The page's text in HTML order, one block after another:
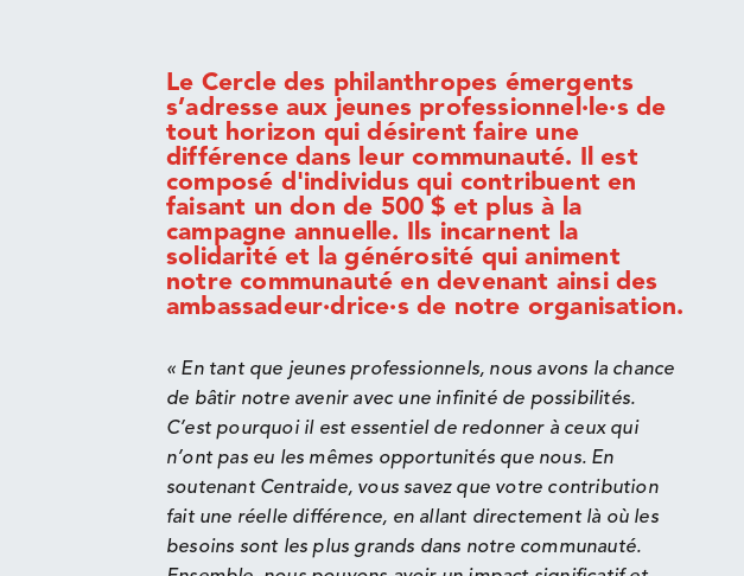
Le Cercle des philanthropes émergents
s’adresse aux jeunes professionnel·le·s de
tout horizon qui désirent faire une
différence dans leur communauté. Il est
composé d'individus qui contribuent en
faisant un don de 500 $ et plus à la
campagne annuelle. Ils incarnent la
solidarité et la générosité qui animent
notre communauté en devenant ainsi des
ambassadeur·drice·s de notre organisation.
« En tant que jeunes professionnels, nous avons la chance
de bâtir notre avenir avec une infinité de possibilités.
C’est pourquoi il est essentiel de redonner à ceux qui
n’ont pas eu les mêmes opportunités que nous. En
soutenant Centraide, vous savez que votre contribution
fait une réelle différence, en allant directement là où les
besoins sont les plus grands dans notre communauté.